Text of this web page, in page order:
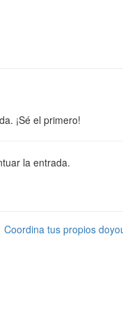
¡Sé el primero!
la entrada.
Coordina tus propios